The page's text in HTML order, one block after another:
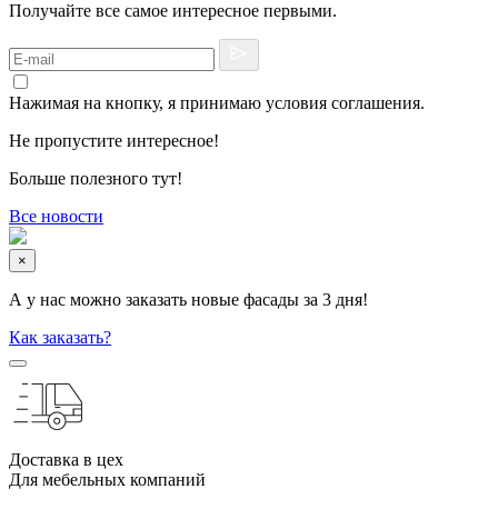
Получайте все самое интересное первыми.
Нажимая на кнопку, я принимаю условия соглашения.
Не пропустите интересное!
Больше полезного тут!
Все новости
×
А у нас можно заказать новые фасады за 3 дня!
Как заказать?
Доставка в цех
Для мебельных компаний